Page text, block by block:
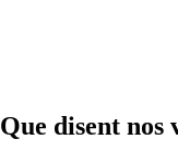
Que disent nos